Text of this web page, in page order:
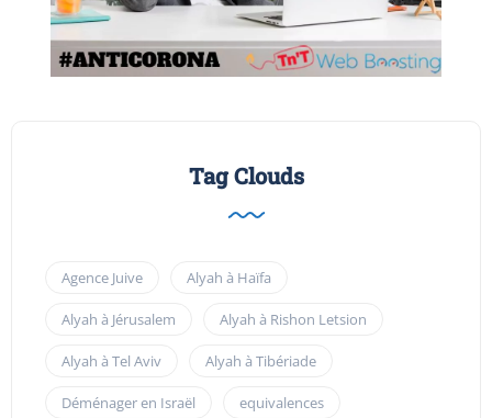
Tag Clouds
Agence Juive Alyah à Haïfa
Alyah à Jérusalem Alyah à Rishon Letsion
Alyah à Tel Aviv Alyah à Tibériade
Déménager en Israël equivalences